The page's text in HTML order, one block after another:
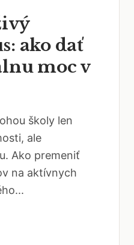
ako dať
moc v
školy len
ale
Ako premeniť
na aktívnych